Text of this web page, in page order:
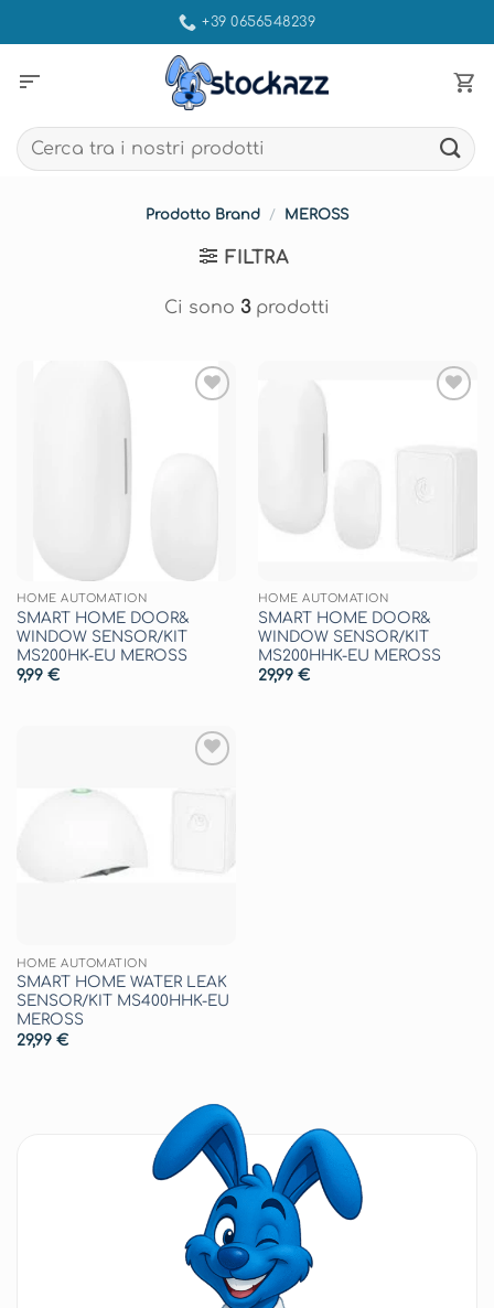
ai
+39 0656548239
sort
Cerca:
Prodotto Brand / MEROSS
FILTRA
Ci sono 3prodotti
HOME AUTOMATION
SMART HOME DOOR&
WINDOW SENSOR/KIT
MS200HK-EU MEROSS
9,99 €
HOME AUTOMATION
SMART HOME DOOR&
WINDOW SENSOR/KIT
MS200HHK-EU MEROSS
29,99 €
HOME AUTOMATION
SMART HOME WATER LEAK
SENSOR/KIT MS400HHK-EU
MEROSS
29,99 €